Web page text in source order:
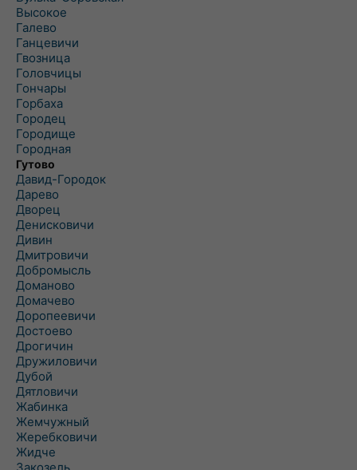
Высокое
Галево
Ганцевичи
Гвозница
Головчицы
Гончары
Горбаха
Городец
Городище
Городная
Гутово
Давид-Городок
Дарево
Дворец
Денисковичи
Дивин
Дмитровичи
Добромысль
Доманово
Домачево
Доропеевичи
Достоево
Дрогичин
Дружиловичи
Дубой
Дятловичи
Жабинка
Жемчужный
Жеребковичи
Жидче